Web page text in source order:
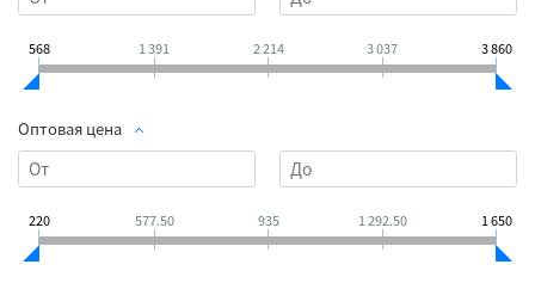
568 1 391 2 214 3 037 3 860
Оптовая цена
220 577.50 935 1 292.50 1 650